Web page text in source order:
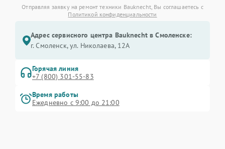
Отправляя заявку на ремонт техники Bauknecht, Вы соглашаетесь с
Политикой конфиденциальности
Адрес сервисного центра Bauknecht в Смоленске:
г. Смоленск, ул. Николаева, 12А
Горячая линия
+7 (800) 301-55-83
Время работы
Ежедневно с 9:00 до 21:00